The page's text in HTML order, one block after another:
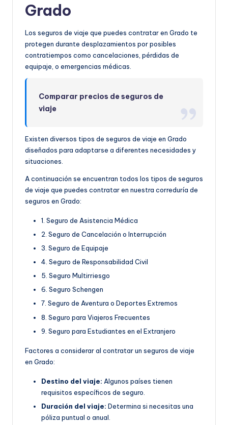
Grado
Los seguros de viaje que puedes contratar en Grado te
protegen durante desplazamientos por posibles
contratiempos como cancelaciones, pérdidas de
equipaje, o emergencias médicas.
Comparar precios de seguros de
viaje
Existen diversos tipos de seguros de viaje en Grado
diseñados para adaptarse a diferentes necesidades y
situaciones.
A continuación se encuentran todos los tipos de seguros
de viaje que puedes contratar en nuestra correduría de
seguros en Grado:
1. Seguro de Asistencia Médica
2. Seguro de Cancelación o Interrupción
3. Seguro de Equipaje
4. Seguro de Responsabilidad Civil
5. Seguro Multirriesgo
6. Seguro Schengen
7. Seguro de Aventura o Deportes Extremos
8. Seguro para Viajeros Frecuentes
9. Seguro para Estudiantes en el Extranjero
Factores a considerar al contratar un seguros de viaje
en Grado:
Destino del viaje: Algunos países tienen
requisitos específicos de seguro.
Duración del viaje: Determina si necesitas una
póliza puntual o anual.